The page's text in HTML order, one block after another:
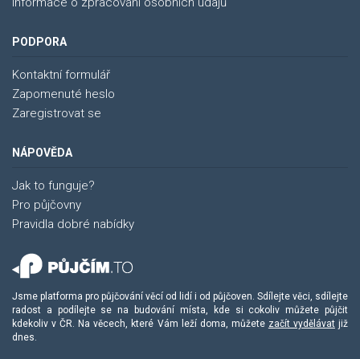
PODPORA
Kontaktní formulář
Zapomenuté heslo
Zaregistrovat se
NÁPOVĚDA
Jak to funguje?
Pro půjčovny
Pravidla dobré nabídky
Jsme platforma pro půjčování věcí od lidí i od půjčoven. Sdílejte věci, sdílejte
radost a podílejte se na budování místa, kde si cokoliv můžete půjčit
kdekoliv v ČR. Na věcech, které Vám leží doma, můžete začít vydělávatjiž
dnes.